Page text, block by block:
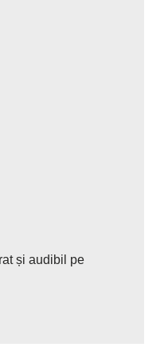
și audibil pe